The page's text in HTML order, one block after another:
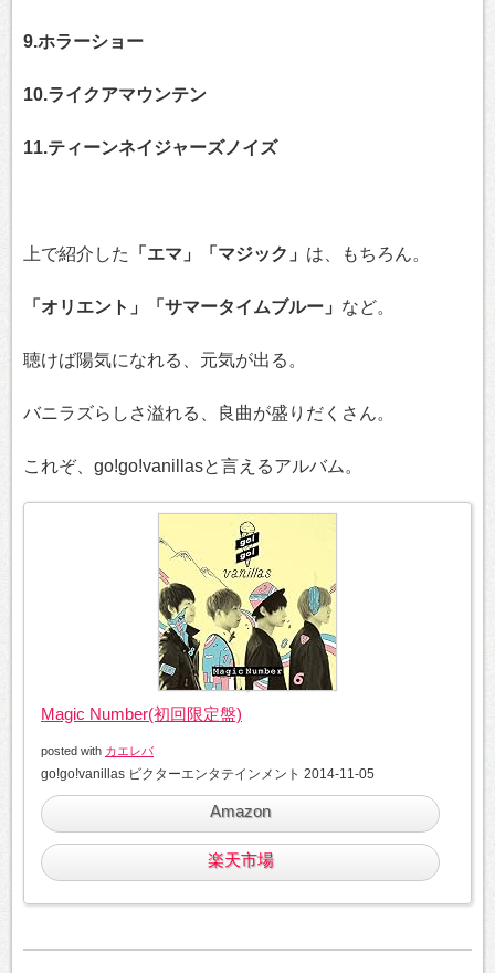
9.ホラーショー
10.ライクアマウンテン
11.ティーンネイジャーズノイズ
上で紹介した 「エマ」「マジック」 は、もちろん。
「オリエント」「サマータイムブルー」 など。
聴けば陽気になれる、元気が出る。
バニラズらしさ溢れる、良曲が盛りだくさん。
これぞ、go!go!vanillasと言えるアルバム。
Magic Number(初回限定盤)
posted with カエレバ
go!go!vanillas ビクターエンタテインメント 2014-11-05
Amazon
楽天市場